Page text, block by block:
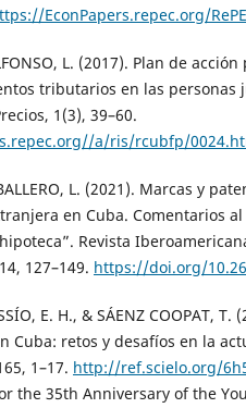
EconPapers.repec.org/
L. (2017). Plan de
tributarios en las personas
1(3), 39–60.
a/ris/rcubfp/
L. (2021). Marcas y
en Cuba. Comentarios al
Revista
127–149. https://doi.org/
E. H., & SÁENZ COOPAT,
Cuba: retos y desafíos en la
1–17. http://ref.scielo.org/
the 35th Anniversary of the